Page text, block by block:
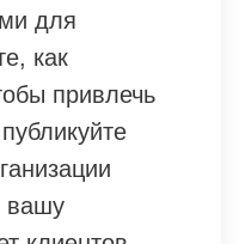
для
как
привлечь
вашу